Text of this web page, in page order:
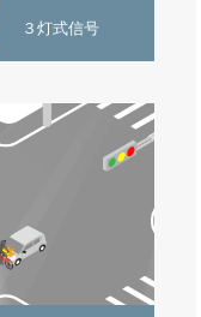
３灯式信号